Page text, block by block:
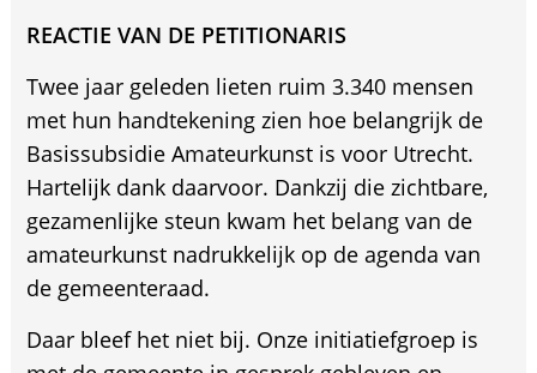
REACTIE VAN DE PETITIONARIS
Twee jaar geleden lieten ruim 3.340 mensen
met hun handtekening zien hoe belangrijk de
Basissubsidie Amateurkunst is voor Utrecht.
Hartelijk dank daarvoor. Dankzij die zichtbare,
gezamenlijke steun kwam het belang van de
amateurkunst nadrukkelijk op de agenda van
de gemeenteraad.
Daar bleef het niet bij. Onze initiatiefgroep is